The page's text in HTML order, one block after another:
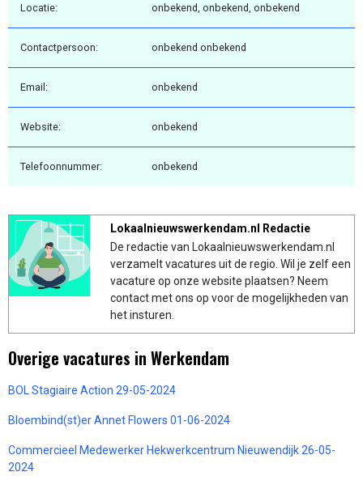
Locatie: onbekend, onbekend, onbekend
Contactpersoon: onbekend onbekend
Email: onbekend
Website: onbekend
Telefoonnummer: onbekend
Lokaalnieuwswerkendam.nl Redactie
De redactie van Lokaalnieuwswerkendam.nl
verzamelt vacatures uit de regio. Wil je zelf een
vacature op onze website plaatsen? Neem
contact met ons op voor de mogelijkheden van
het insturen.
Overige vacatures in Werkendam
BOL Stagiaire Action 29-05-2024
Bloembind(st)er Annet Flowers 01-06-2024
Commercieel Medewerker Hekwerkcentrum Nieuwendijk 26-05-
2024